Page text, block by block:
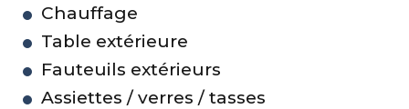
Chauffage
Table extérieure
Fauteuils extérieurs
Assiettes / verres / tasses